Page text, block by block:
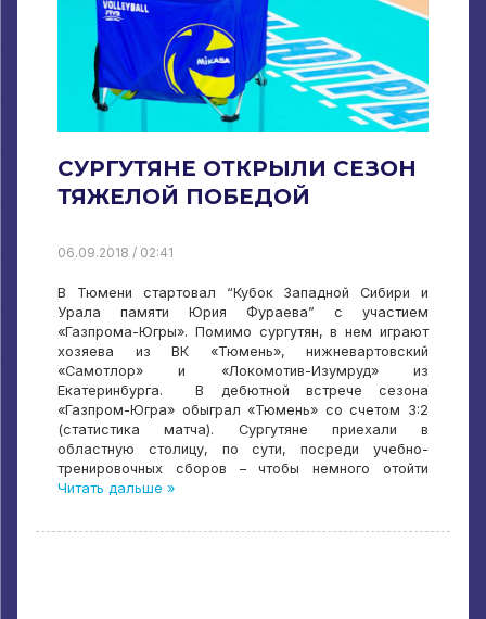
СУРГУТЯНЕ ОТКРЫЛИ СЕЗОН
ТЯЖЕЛОЙ ПОБЕДОЙ
06.09.2018 / 02:41
В Тюмени стартовал “Кубок Западной Сибири и
Урала памяти Юрия Фураева” с участием
«Газпрома-Югры». Помимо сургутян, в нем играют
хозяева из ВК «Тюмень», нижневартовский
«Самотлор» и «Локомотив-Изумруд» из
Екатеринбурга. В дебютной встрече сезона
«Газпром-Югра» обыграл «Тюмень» со счетом 3:2
(статистика матча). Сургутяне приехали в
областную столицу, по сути, посреди учебно-
тренировочных сборов – чтобы немного отойти
Читать дальше »